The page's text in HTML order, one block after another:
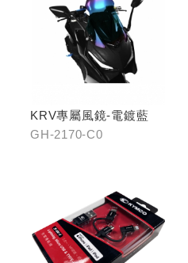
KRV專屬風鏡-電鍍藍
GH-2170-C0